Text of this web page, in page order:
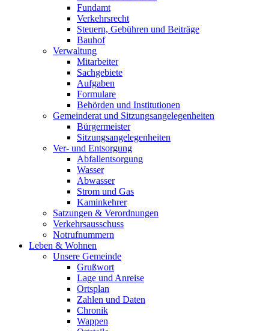
Fundamt
Verkehrsrecht
Steuern, Gebühren und Beiträge
Bauhof
Verwaltung
Mitarbeiter
Sachgebiete
Aufgaben
Formulare
Behörden und Institutionen
Gemeinderat und Sitzungsangelegenheiten
Bürgermeister
Sitzungsangelegenheiten
Ver- und Entsorgung
Abfallentsorgung
Wasser
Abwasser
Strom und Gas
Kaminkehrer
Satzungen & Verordnungen
Verkehrsausschuss
Notrufnummern
Leben & Wohnen
Unsere Gemeinde
Grußwort
Lage und Anreise
Ortsplan
Zahlen und Daten
Chronik
Wappen